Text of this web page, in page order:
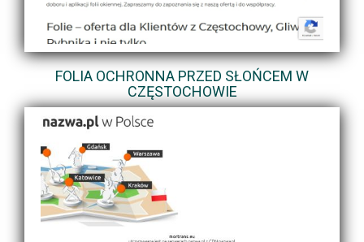
FOLIA OCHRONNA PRZED SŁOŃCEM W
CZĘSTOCHOWIE